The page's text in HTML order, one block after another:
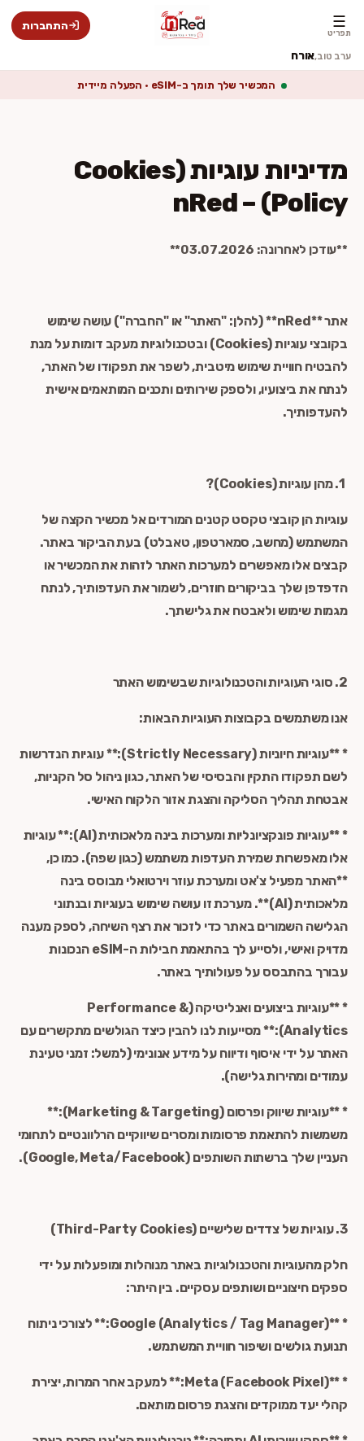
☰
תפריט
התחברות
ערב טוב,אורח
המכשיר שלך תומך ב-eSIM · הפעלה מיידית
מדיניות עוגיות (Cookies
Policy) – nRed
**עודכן לאחרונה: 03.07.2026**
אתר **nRed** (להלן: "האתר" או "החברה") עושה שימוש
בקובצי עוגיות (Cookies) ובטכנולוגיות מעקב דומות על מנת
להבטיח חוויית שימוש מיטבית, לשפר את תפקודו של האתר,
לנתח את ביצועיו, ולספק שירותים ותכנים המותאמים אישית
להעדפותיך.
עוגיות הן קובצי טקסט קטנים המורדים אל מכשיר הקצה של
המשתמש (מחשב, סמארטפון, טאבלט) בעת הביקור באתר.
קבצים אלו מאפשרים למערכות האתר לזהות את המכשיר או
הדפדפן שלך בביקורים חוזרים, לשמור את העדפותיך, לנתח
מגמות שימוש ולאבטח את גלישתך.
2. סוגי העוגיות והטכנולוגיות שבשימוש האתר
אנו משתמשים בקבוצות העוגיות הבאות:
* **עוגיות חיוניות (Strictly Necessary):** עוגיות הנדרשות
לשם תפקודו התקין והבסיסי של האתר, כגון ניהול סל הקניות,
אבטחת תהליך הסליקה והצגת אזור הלקוח האישי.
* **עוגיות פונקציונליות ומערכות בינה מלאכותית (AI):** עוגיות
אלו מאפשרות שמירת העדפות משתמש (כגון שפה). כמו כן,
**האתר מפעיל צ'אט ומערכת עוזר וירטואלי מבוסס בינה
מלאכותית (AI)**. מערכת זו עושה שימוש בעוגיות ובנתוני
הגלישה השמורים באתר כדי לזכור את רצף השיחה, לספק מענה
מדויק ואישי, ולסייע לך בהתאמת חבילות ה-eSIM הנכונות
עבורך בהתבסס על פעולותיך באתר.
* **עוגיות ביצועים ואנליטיקה (Performance &
Analytics):** מסייעות לנו להבין כיצד הגולשים מתקשרים עם
האתר על ידי איסוף ודיווח על מידע אנונימי (למשל: זמני טעינת
עמודים ומהירות גלישה).
* **עוגיות שיווק ופרסום (Marketing & Targeting):**
משמשות להתאמת פרסומות ומסרים שיווקיים הרלוונטיים לתחומי
העניין שלך ברשתות השותפים (Google, Meta/Facebook).
3. עוגיות של צדדים שלישיים (Third-Party Cookies)
חלק מהעוגיות והטכנולוגיות באתר מנוהלות ומופעלות על ידי
ספקים חיצוניים ושותפים עסקיים. בין היתר:
* **Google (Analytics / Tag Manager):** לצורכי ניתוח
תנועת גולשים ושיפור חוויית המשתמש.
* **Meta (Facebook Pixel):** למעקב אחר המרות, יצירת
קהלי יעד ממוקדים והצגת פרסום מותאם.